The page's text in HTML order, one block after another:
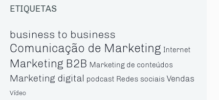
ETIQUETAS
business to business
Comunicação de Marketing Internet
Marketing B2B Marketing de conteúdos
Marketing digital podcast Redes sociais Vendas
Vídeo